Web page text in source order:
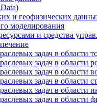
и геофизических
моделирования
и средства
задач в области
задач в области
задач в области
задач в области
задач в области
задач в области